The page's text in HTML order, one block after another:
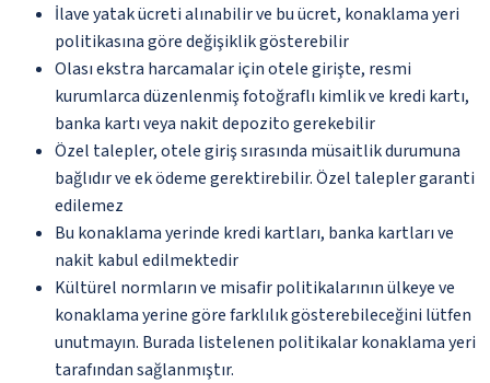
İlave yatak ücreti alınabilir ve bu ücret, konaklama yeri
politikasına göre değişiklik gösterebilir
Olası ekstra harcamalar için otele girişte, resmi
kurumlarca düzenlenmiş fotoğraflı kimlik ve kredi kartı,
banka kartı veya nakit depozito gerekebilir
Özel talepler, otele giriş sırasında müsaitlik durumuna
bağlıdır ve ek ödeme gerektirebilir. Özel talepler garanti
edilemez
Bu konaklama yerinde kredi kartları, banka kartları ve
nakit kabul edilmektedir
Kültürel normların ve misafir politikalarının ülkeye ve
konaklama yerine göre farklılık gösterebileceğini lütfen
unutmayın. Burada listelenen politikalar konaklama yeri
tarafından sağlanmıştır.